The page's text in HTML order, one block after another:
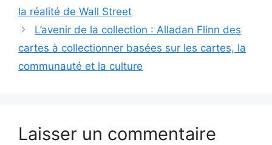
la réalité de Wall Street
L’avenir de la collection : Alladan Flinn des
cartes à collectionner basées sur les cartes, la
communauté et la culture
Laisser un commentaire